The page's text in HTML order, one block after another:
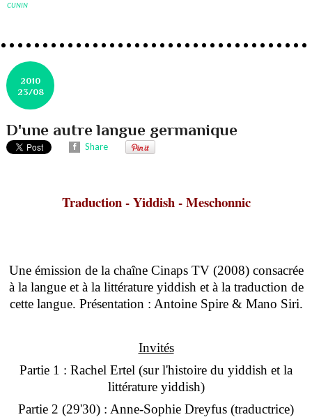
CUNIN
2010
23/08
D'une autre langue germanique
Share
Traduction - Yiddish - Meschonnic
Une émission de la chaîne Cinaps TV (2008) consacrée
à la langue et à la littérature yiddish et à la traduction de
cette langue. Présentation : Antoine Spire & Mano Siri.
Invités
Partie 1 : Rachel Ertel (sur l'histoire du yiddish et la
littérature yiddish)
Partie 2 (29'30) : Anne-Sophie Dreyfus (traductrice)